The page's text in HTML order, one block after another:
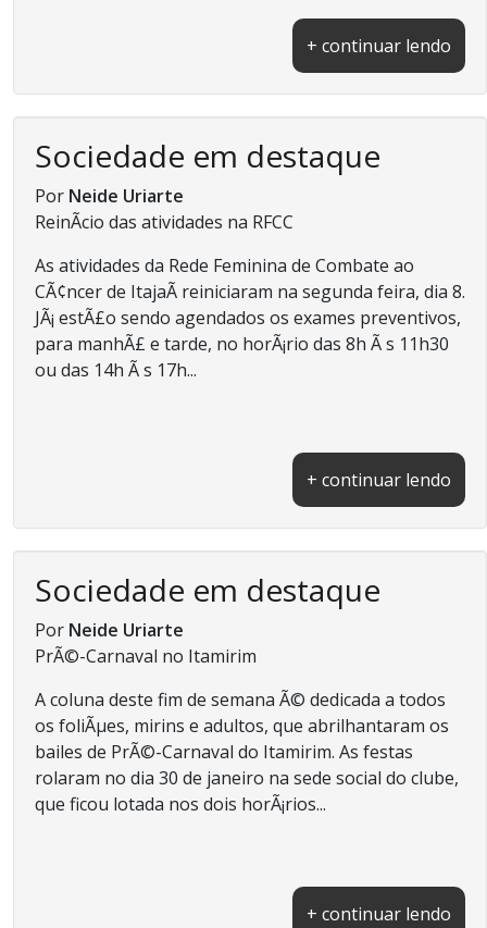
+ continuar lendo
Sociedade em destaque
Por Neide Uriarte
ReinÃ­cio das atividades na RFCC
As atividades da Rede Feminina de Combate ao
CÃ¢ncer de ItajaÃ­ reiniciaram na segunda feira, dia 8.
JÃ¡ estÃ£o sendo agendados os exames preventivos,
para manhÃ£ e tarde, no horÃ¡rio das 8h Ã s 11h30
ou das 14h Ã s 17h...
+ continuar lendo
Sociedade em destaque
Por Neide Uriarte
PrÃ©-Carnaval no Itamirim
A coluna deste fim de semana Ã© dedicada a todos
os foliÃµes, mirins e adultos, que abrilhantaram os
bailes de PrÃ©-Carnaval do Itamirim. As festas
rolaram no dia 30 de janeiro na sede social do clube,
que ficou lotada nos dois horÃ¡rios...
+ continuar lendo